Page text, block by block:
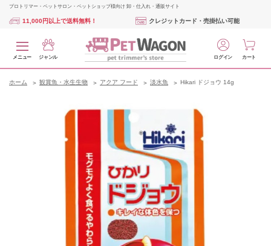
プロトリマー・ペットサロン・ペットショップ様向け 卸・仕入れ・通販サイト
11,000円以上で送料無料！ クレジットカード・売掛払い可能
メニュー ジャンル ログイン カート
ホーム 観賞魚・水生生物 アクア フード 淡水魚 Hikari ドジョウ 14g